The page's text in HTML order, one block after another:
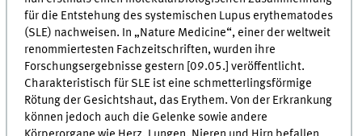
für die Entstehung des systemischen Lupus erythematodes
(SLE) nachweisen. In „Nature Medicine“, einer der weltweit
renommiertesten Fachzeitschriften, wurden ihre
Forschungsergebnisse gestern [09.05.] veröffentlicht.
Charakteristisch für SLE ist eine schmetterlingsförmige
Rötung der Gesichtshaut, das Erythem. Von der Erkrankung
können jedoch auch die Gelenke sowie andere